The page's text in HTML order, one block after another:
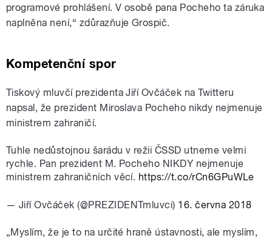
programové prohlášení. V osobě pana Pocheho ta záruka
naplněna není,“ zdůrazňuje Grospič.
Kompetenční spor
Tiskový mluvčí prezidenta Jiří Ovčáček na Twitteru
napsal, že prezident Miroslava Pocheho nikdy nejmenuje
ministrem zahraničí.
Tuhle nedůstojnou šarádu v režii ČSSD utneme velmi
rychle. Pan prezident M. Pocheho NIKDY nejmenuje
ministrem zahraničních věcí. https://t.co/rCn6GPuWLe
— Jiří Ovčáček (@PREZIDENTmluvci) 16. června 2018
„Myslím, že je to na určité hraně ústavnosti, ale myslím,